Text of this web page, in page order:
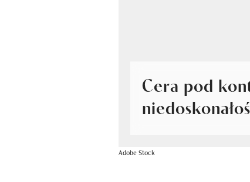
Adobe Stock
Cera pod